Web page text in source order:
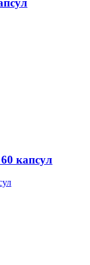
капсул